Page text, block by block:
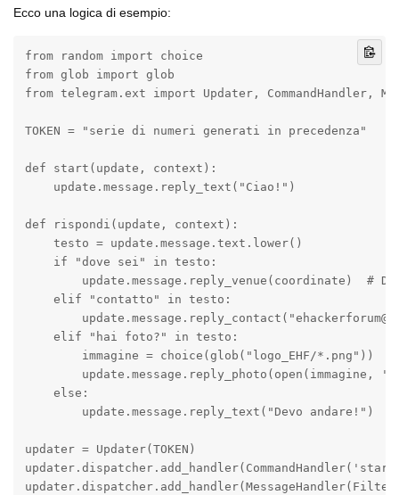
Ecco una logica di esempio:
from random import choice
from glob import glob
from telegram.ext import Updater, CommandHandler,
TOKEN = "serie di numeri generati in precedenza"
def start(update, context):
    update.message.reply_text("Ciao!")
def rispondi(update, context):
    testo = update.message.text.lower()
    if "dove sei" in testo:
update.message.reply_venue(coordinate)  #
    elif "contatto" in testo:
    elif "hai foto?" in testo:
        immagine = choice(glob("logo_EHF/*.png"))
update.message.reply_photo(open(immagine,
    else:
        update.message.reply_text("Devo andare!")
updater = Updater(TOKEN)